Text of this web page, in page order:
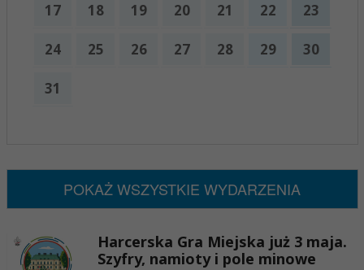
17 18 19 20 21 22 23
24 25 26 27 28 29 30
31
POKAŻ WSZYSTKIE WYDARZENIA
Harcerska Gra Miejska już 3 maja.
Szyfry, namioty i pole minowe